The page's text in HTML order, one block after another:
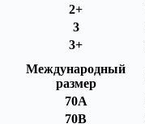
2+
3
3+
Международный
размер
70A
70B